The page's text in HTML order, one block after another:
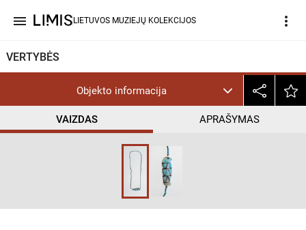
menu LIETUVOS MUZIEJŲ KOLEKCIJOS more_vert
VERTYBĖS
Objekto informacija
VAIZDAS APRAŠYMAS